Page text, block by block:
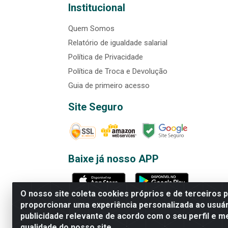
O nosso site coleta cookies próprios e de terceiros
proporcionar uma experiência personalizada ao
publicidade relevante de acordo com o seu perfil e
Institucional
Quem Somos
Relatório de igualdade salarial
Política de Privacidade
Política de Troca e Devolução
Guia de primeiro acesso
Site Seguro
Baixe já nosso APP
Rede Brasil - Avenida